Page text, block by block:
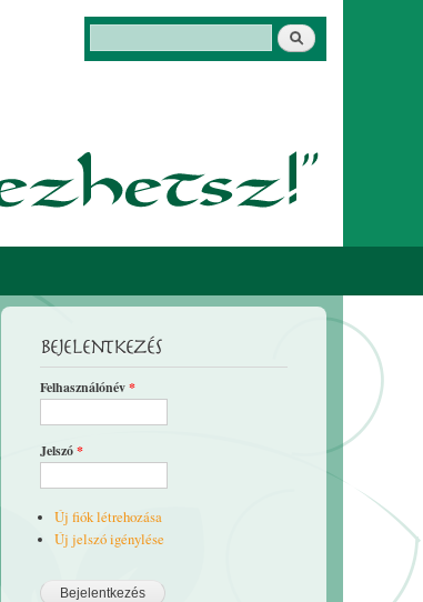
Keresés
Bejelentkezés
Felhasználónév*
Jelszó*
Új fiók létrehozása
Új jelszó igénylése